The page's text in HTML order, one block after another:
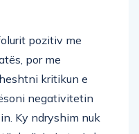
pozitiv me
por me
kritikun e
negativitetin
Ky ndryshim nuk